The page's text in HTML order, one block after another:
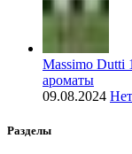
Massimo Dutti
ароматы
09.08.2024
Разделы